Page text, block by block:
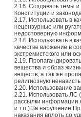
2.16. Создавать темы
Конституции и
2.17. Использовать в
нецензурные или
недостоверную
2.18. Использовать в
качестве вложение в
экстремистского или
2.19.
вещества и образ
веществ, а так же
религиозную
2.20. Использование
2.21. Использовать
рассылки информации
и т.п.) За нарушение
наказания вплоть до